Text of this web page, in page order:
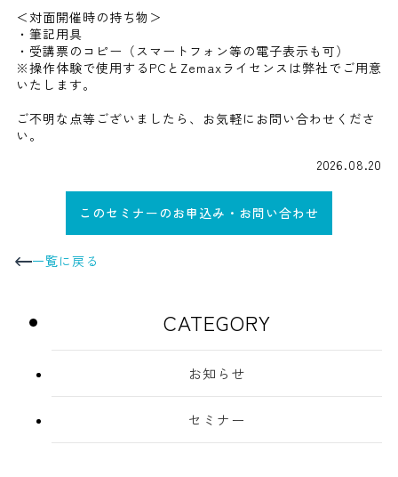
＜対面開催時の持ち物＞
・筆記用具
・受講票のコピー（スマートフォン等の電子表示も可）
※操作体験で使用するPCとZemaxライセンスは弊社でご用意
いたします。
ご不明な点等ございましたら、お気軽にお問い合わせくださ
い。
2026.08.20
このセミナーのお申込み・お問い合わせ
一覧に戻る
CATEGORY
お知らせ
セミナー